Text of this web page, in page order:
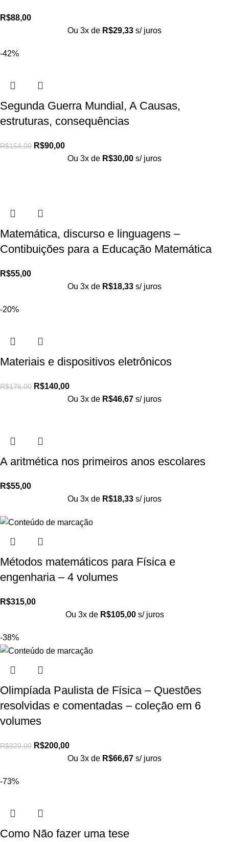
R$88,00
Ou 3x de R$29,33 s/ juros
-42%
Segunda Guerra Mundial, A Causas,
estruturas, consequências
R$154,00 R$90,00
Ou 3x de R$30,00 s/ juros
Matemática, discurso e linguagens –
Contibuições para a Educação Matemática
R$55,00
Ou 3x de R$18,33 s/ juros
-20%
Materiais e dispositivos eletrônicos
R$176,00 R$140,00
Ou 3x de R$46,67 s/ juros
A aritmética nos primeiros anos escolares
R$55,00
Ou 3x de R$18,33 s/ juros
Métodos matemáticos para Física e
engenharia – 4 volumes
R$315,00
Ou 3x de R$105,00 s/ juros
-38%
Olimpíada Paulista de Física – Questões
resolvidas e comentadas – coleção em 6
volumes
R$320,00 R$200,00
Ou 3x de R$66,67 s/ juros
-73%
Como Não fazer uma tese